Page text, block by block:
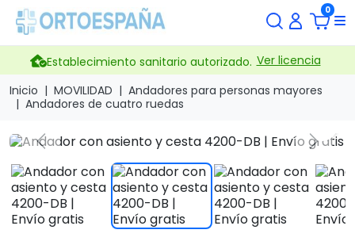
0
Establecimiento sanitario autorizado. Ver licencia
Inicio
MOVILIDAD
Andadores para personas mayores
Andadores de cuatro ruedas
Previous Next